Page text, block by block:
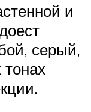
и
серый,